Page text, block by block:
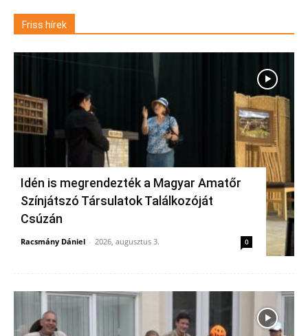
Friss hírek
Idén is megrendezték a Magyar Amatőr
Színjátszó Társulatok Találkozóját
Csúzán
Racsmány Dániel - 2026, augusztus 3. 0